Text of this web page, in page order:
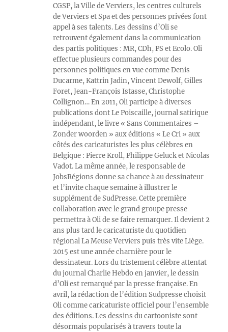
CGSP, la Ville de Verviers, les centres culturels
de Verviers et Spa et des personnes privées font
appel à ses talents. Les dessins d’Oli se
retrouvent également dans la communication
des partis politiques : MR, CDh, PS et Ecolo. Oli
effectue plusieurs commandes pour des
personnes politiques en vue comme Denis
Ducarme, Kattrin Jadin, Vincent Dewolf, Gilles
Foret, Jean-François Istasse, Christophe
Collignon… En 2011, Oli participe à diverses
publications dont Le Poiscaille, journal satirique
indépendant, le livre « Sans Commentaires –
Zonder woorden » aux éditions « Le Cri » aux
côtés des caricaturistes les plus célèbres en
Belgique : Pierre Kroll, Philippe Geluck et Nicolas
Vadot. La même année, le responsable de
JobsRégions donne sa chance à au dessinateur
et l’invite chaque semaine à illustrer le
supplément de SudPresse. Cette première
collaboration avec le grand groupe presse
permettra à Oli de se faire remarquer. Il devient 2
ans plus tard le caricaturiste du quotidien
régional La Meuse Verviers puis très vite Liège.
2015 est une année charnière pour le
dessinateur. Lors du tristement célèbre attentat
du journal Charlie Hebdo en janvier, le dessin
d’Oli est remarqué par la presse française. En
avril, la rédaction de l’édition Sudpresse choisit
Oli comme caricaturiste officiel pour l’ensemble
des éditions. Les dessins du cartooniste sont
désormais popularisés à travers toute la